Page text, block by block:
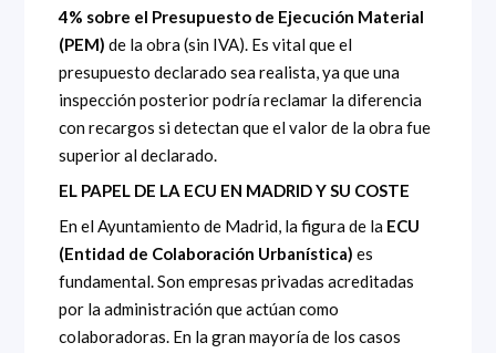
4% sobre el Presupuesto de Ejecución Material
(PEM) de la obra (sin IVA). Es vital que el
presupuesto declarado sea realista, ya que una
inspección posterior podría reclamar la diferencia
con recargos si detectan que el valor de la obra fue
superior al declarado.
EL PAPEL DE LA ECU EN MADRID Y SU COSTE
En el Ayuntamiento de Madrid, la figura de la ECU
(Entidad de Colaboración Urbanística) es
fundamental. Son empresas privadas acreditadas
por la administración que actúan como
colaboradoras. En la gran mayoría de los casos